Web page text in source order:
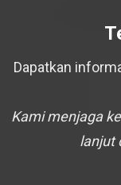
Dapatkan
Kami menjaga
lanjut